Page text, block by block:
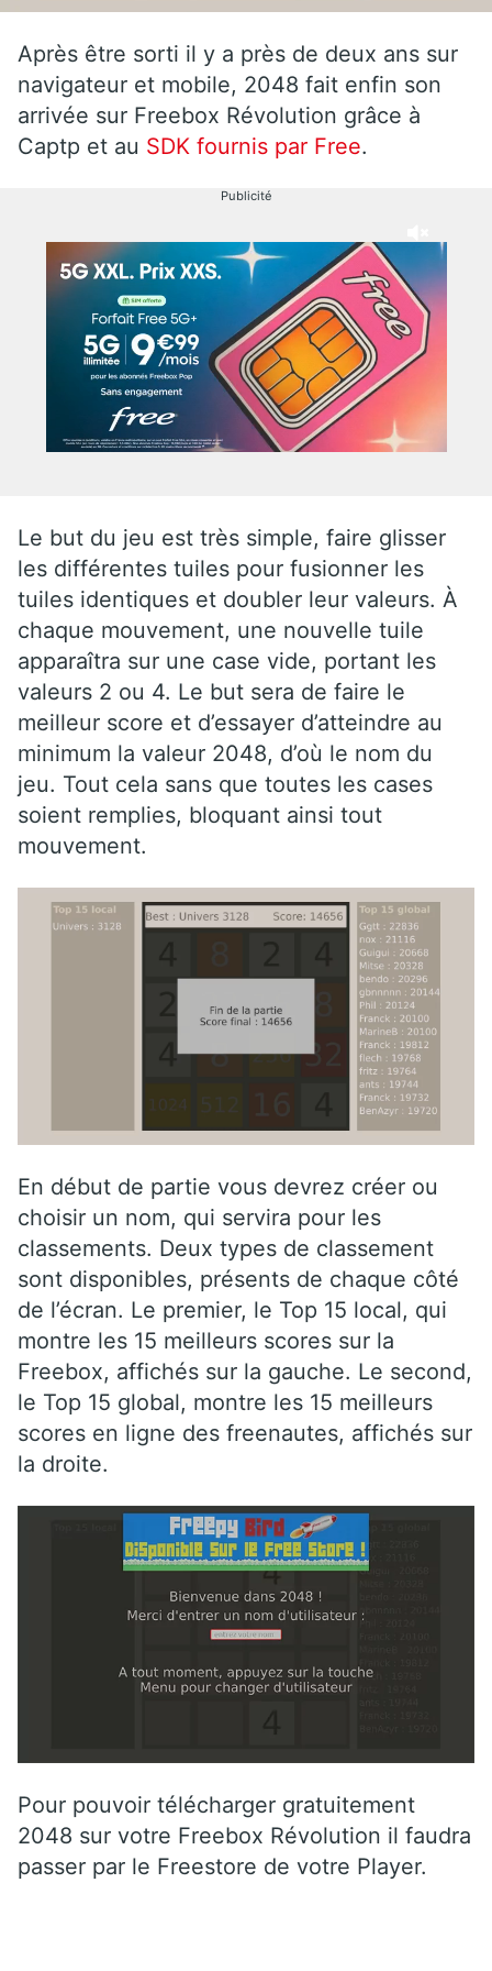
Après être sorti il y a près de deux ans sur
navigateur et mobile, 2048 fait enfin son
arrivée sur Freebox Révolution grâce à
Captp et au SDK fournis par Free.
Publicité
Le but du jeu est très simple, faire glisser
les différentes tuiles pour fusionner les
tuiles identiques et doubler leur valeurs. À
chaque mouvement, une nouvelle tuile
apparaîtra sur une case vide, portant les
valeurs 2 ou 4. Le but sera de faire le
meilleur score et d’essayer d’atteindre au
minimum la valeur 2048, d’où le nom du
jeu. Tout cela sans que toutes les cases
soient remplies, bloquant ainsi tout
mouvement.
En début de partie vous devrez créer ou
choisir un nom, qui servira pour les
classements. Deux types de classement
sont disponibles, présents de chaque côté
de l’écran. Le premier, le Top 15 local, qui
montre les 15 meilleurs scores sur la
Freebox, affichés sur la gauche. Le second,
le Top 15 global, montre les 15 meilleurs
scores en ligne des freenautes, affichés sur
la droite.
Pour pouvoir télécharger gratuitement
2048 sur votre Freebox Révolution il faudra
passer par le Freestore de votre Player.